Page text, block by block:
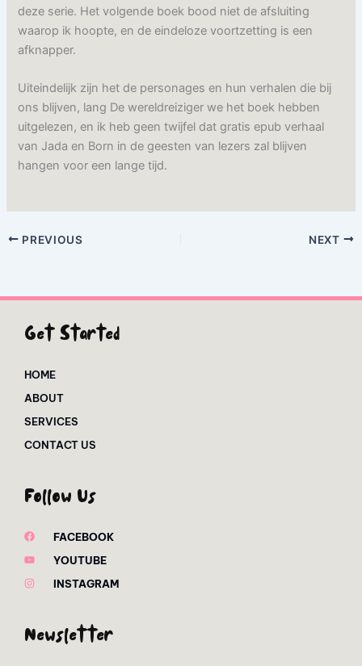
deze serie. Het volgende boek bood niet de afsluiting
waarop ik hoopte, en de eindeloze voortzetting is een
afknapper.
Uiteindelijk zijn het de personages en hun verhalen die bij
ons blijven, lang De wereldreiziger we het boek hebben
uitgelezen, en ik heb geen twijfel dat gratis epub verhaal
van Jada en Born in de geesten van lezers zal blijven
hangen voor een lange tijd.
PREVIOUS NEXT
Get Started
HOME
ABOUT
SERVICES
CONTACT US
Follow Us
FACEBOOK
YOUTUBE
INSTAGRAM
Newsletter